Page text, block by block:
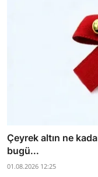
Çeyrek altın ne
bugü...
01.08.2026 12:25